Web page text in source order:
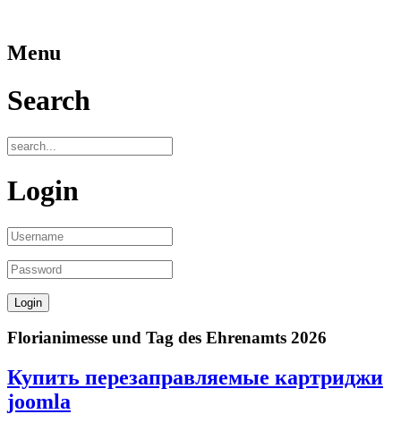
Menu
Search
Login
Florianimesse und Tag des Ehrenamts 2026
Купить перезаправляемые картриджи
joomla